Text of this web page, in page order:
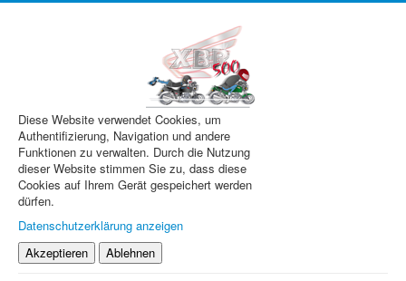
Diese Website verwendet Cookies, um
Authentifizierung, Navigation und andere
Funktionen zu verwalten. Durch die Nutzung
dieser Website stimmen Sie zu, dass diese
Cookies auf Ihrem Gerät gespeichert werden
dürfen.
Datenschutzerklärung anzeigen
Akzeptieren
Ablehnen